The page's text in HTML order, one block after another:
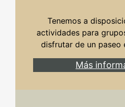
Tenemos a
actividades para
disfrutar de un paseo
Más